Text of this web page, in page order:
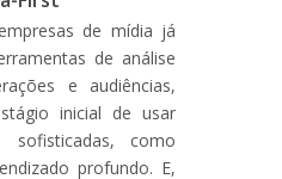
de mídia já
de análise
e audiências,
inicial de usar
sofisticadas, como
profundo. E,